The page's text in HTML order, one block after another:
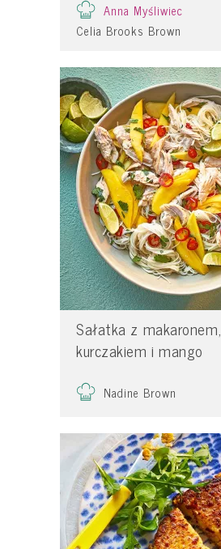
Anna Myśliwiec
Celia Brooks Brown
Sałatka z makaronem,
kurczakiem i mango
Nadine Brown